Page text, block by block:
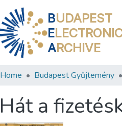
BUDAPEST
E
ARCHIVE
Home Budapest Gyűjtemény
Hát a